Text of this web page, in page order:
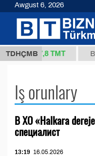
TDHÇMB
1 (kg.) 37,8 ТМТ
Iş orunlary
В ХО «Halkara
специалист
13:19 16.05.2026
Awgust 6, 2026